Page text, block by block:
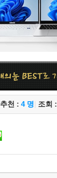
추천 : 4 명 조회 :